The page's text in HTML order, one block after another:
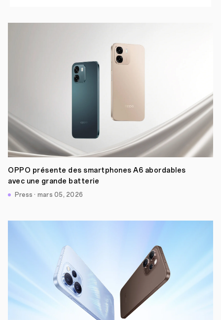
OPPO présente des smartphones A6 abordables
avec une grande batterie
Press · mars 05, 2026